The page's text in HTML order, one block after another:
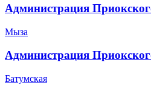
Администрация
Мыза
Администрация
Батумская